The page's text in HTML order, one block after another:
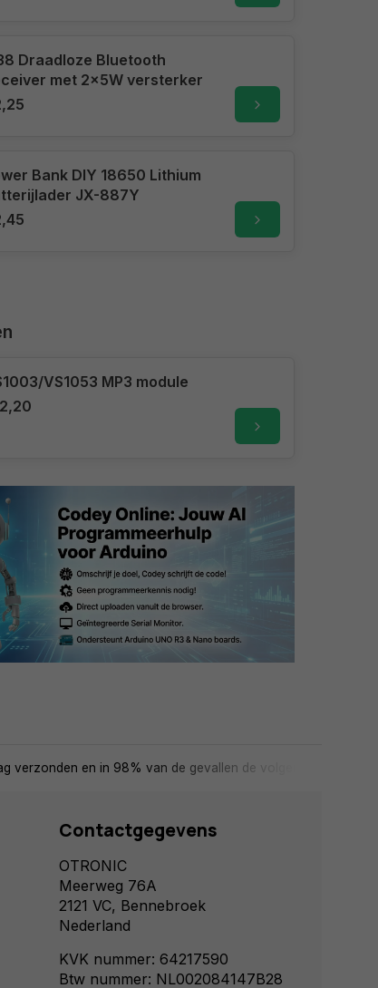
Draadloze Bluetooth
met 2x5W versterker
Bank DIY 18650 Lithium
JX-887Y
VS1053 MP3 module
verzonden en in 98% van de gevallen de volgende dag in
Contactgegevens
OTRONIC
Meerweg 76A
2121 VC, Bennebroek
Nederland
KVK nummer: 64217590
Btw nummer: NL002084147B28